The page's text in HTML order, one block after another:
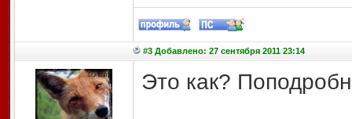
#3 Добавлено: 27 сентября 2011 23:14
Это как?